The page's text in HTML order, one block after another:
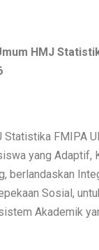
HMJ
Statistika FMIPA
yang Adaptif,
berlandaskan
Sosial,
Akademik